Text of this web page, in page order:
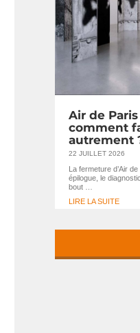
Air de
comment
autrement
22 JUILLET 2026
La fermeture d’Air
épilogue, le
bout …
LIRE LA SUITE